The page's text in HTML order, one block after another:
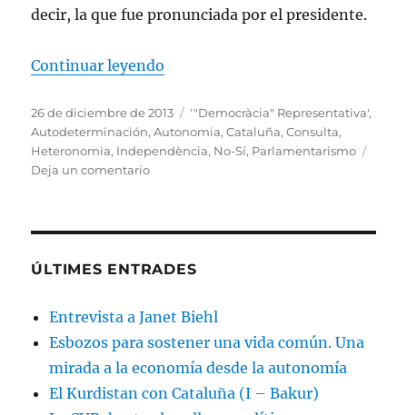
decir, la que fue pronunciada por el presidente.
Continuar leyendo
Publicado
el
26 de diciembre de 2013 Etiquetas
'"Democràcia" Representativa',
Autodeterminación,Autonomia,Cataluña,Consulta,
Heteronomia, Independència, No-Sí, Parlamentarismo
Deja un comentarioen
Sí
ÚLTIMES ENTRADES
Entrevista a Janet Biehl
Esbozos para sostener una vida común. Una
mirada a la economía desde la autonomía
El Kurdistan con Cataluña (I – Bakur)